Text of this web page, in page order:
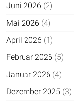
Juni 2026 (2)
Mai 2026 (4)
April 2026 (1)
Februar 2026 (5)
Januar 2026 (4)
Dezember 2025 (3)